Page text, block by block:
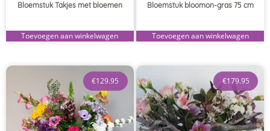
Bloemstuk Takjes met bloemen
Toevoegen aan winkelwagen
Bloemstuk bloomon-gras 75 cm
Toevoegen aan winkelwagen
€129.95 €179.95